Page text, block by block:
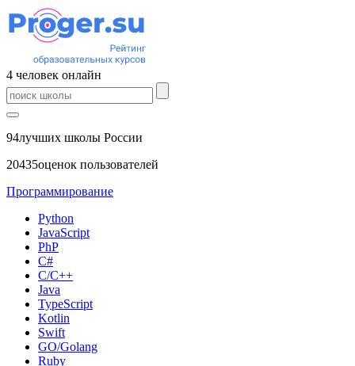
4 человек онлайн
94лучших школы России
20435оценок пользователей
Программирование
Python
JavaScript
PhP
C#
С/C++
Java
TypeScript
Kotlin
Swift
GO/Golang
Ruby